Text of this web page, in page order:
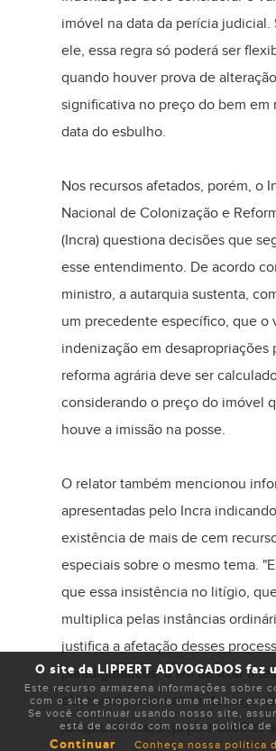
imóvel na data da perícia judicial.
ele, essa regra só poderá ser
quando houver prova de alteração
significativa no preço do bem em
data do esbulho.
Nos recursos afetados, porém, o
Nacional de Colonização e
(Incra) questiona decisões que
esse entendimento. De acordo
ministro, a autarquia sustenta,
um precedente específico, que o
indenização em desapropriações
reforma agrária deve ser
considerando o preço do imóvel
houve a imissão na posse.
O relator também mencionou
apresentadas pelo Incra
existência de mais de cem
especiais sobre o mesmo tema.
que essa insistência no litígio,
multiplica pelas instâncias
justifica a afetação desses
paradigmáticos, a fim de fixar a
observada nacionalmente, seja
jurisprudência, seja para acolher a
O site da LIPPERT ADVOGADOS faz
Este recurso armazena informações sobre
com o site e proporciona uma melhor
Se você continuar usando nosso site,
está de acordo com nossa política de
Continuar Conheça nossa política